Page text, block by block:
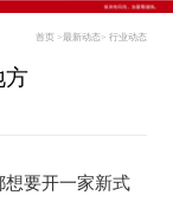
首页 >最新动态> 行业动态
方
想要开一家新式